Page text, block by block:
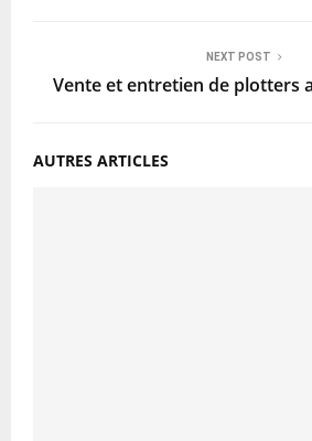
NEXT POST
Vente et entretien de plotters
AUTRES ARTICLES